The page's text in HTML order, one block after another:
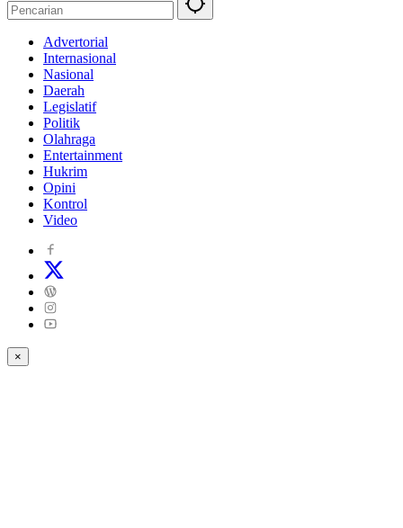
Advertorial
Internasional
Nasional
Daerah
Legislatif
Politik
Olahraga
Entertainment
Hukrim
Opini
Kontrol
Video
×